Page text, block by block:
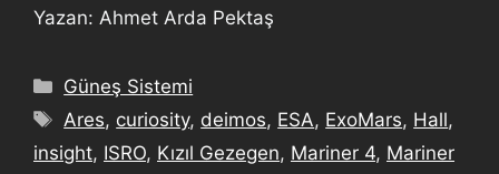
Yazan: Ahmet Arda Pektaş
Güneş Sistemi
Ares, curiosity, deimos, ESA, ExoMars, Hall,
insight, ISRO, Kızıl Gezegen, Mariner 4, Mariner